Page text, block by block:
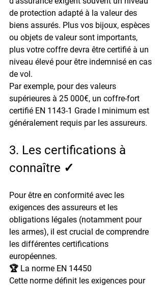
de protection adapté à la valeur des
biens assurés. Plus vos bijoux, espèces
ou objets de valeur sont importants,
plus votre coffre devra être certifié à un
niveau élevé pour être indemnisé en cas
de vol.
Par exemple, pour des valeurs
supérieures à 25 000€, un coffre-fort
certifié EN 1143-1 Grade I minimum est
généralement requis par les assureurs.
3. Les certifications à
connaître ✓
Pour être en conformité avec les
exigences des assureurs et les
obligations légales (notamment pour
les armes), il est crucial de comprendre
les différentes certifications
européennes.
🏆 La norme EN 14450
Cette norme définit les exigences pour